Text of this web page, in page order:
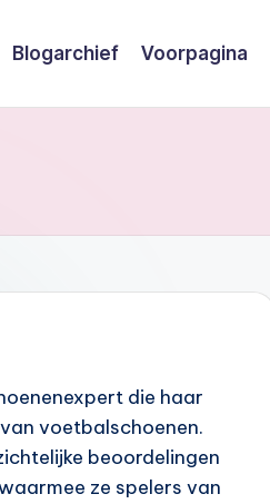
Blogarchief Voorpagina
die haar
voetbalschoenen.
beoordelingen
ze spelers van